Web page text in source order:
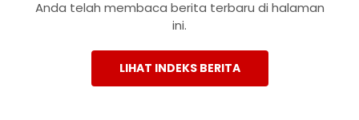
Anda telah membaca berita terbaru di halaman
ini.
LIHAT INDEKS BERITA